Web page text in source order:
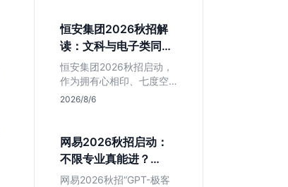
想接触项目全流程的应届
生，追求大厂光环者慎
投。
恒安集团2026秋招解
读：文科与电子类同学
的稳妥选择？
恒安集团2026秋招启动，
作为拥有心相印、七度空
间等国民品牌的快消巨
生项目，明确文商科主攻
品牌营销、理工科侧重技
术支持的岗位逻辑，客观
分析传统制造业薪资平稳
2026/8/6
网易2026秋招启动：
不限专业真能进？
GPT-极客计划解读
网易2026秋招“GPT-极客